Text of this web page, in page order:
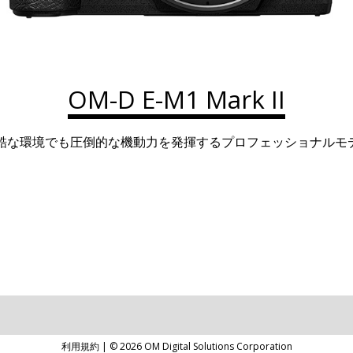
OM-D E-M1 Mark II
な環境でも圧倒的な機動力を発揮するプロフェッショナルモ
利用規約| ©2026OM Digital Solutions Corporation